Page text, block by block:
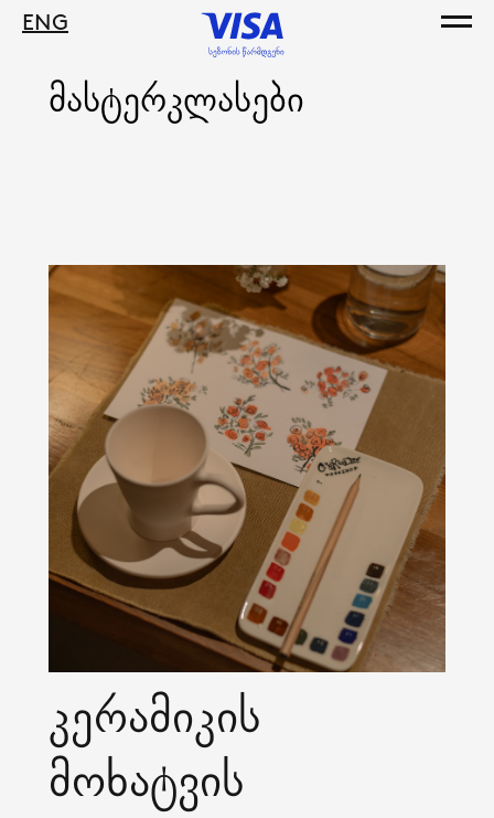
ENG
მასტერკლასები
კერამიკის
მოხატვის